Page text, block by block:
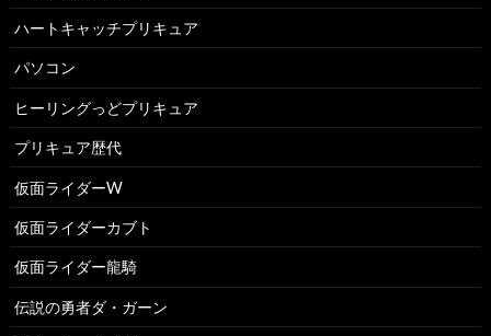
ハートキャッチプリキュア
パソコン
ヒーリングっどプリキュア
プリキュア歴代
仮面ライダーW
仮面ライダーカブト
仮面ライダー龍騎
伝説の勇者ダ・ガーン